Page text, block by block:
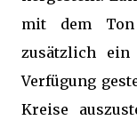
mit dem Ton
zusätzlich ein
Verfügung
Kreise